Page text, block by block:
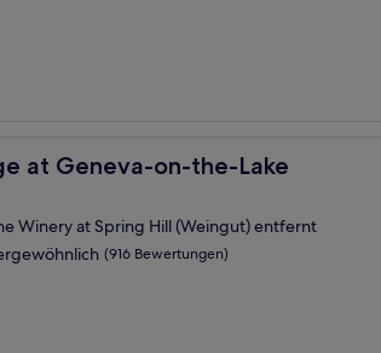
at Geneva-on-the-Lake
Geneva-on-the-Lake
Winery at Spring Hill (Weingut) entfernt
(916 Bewertungen)